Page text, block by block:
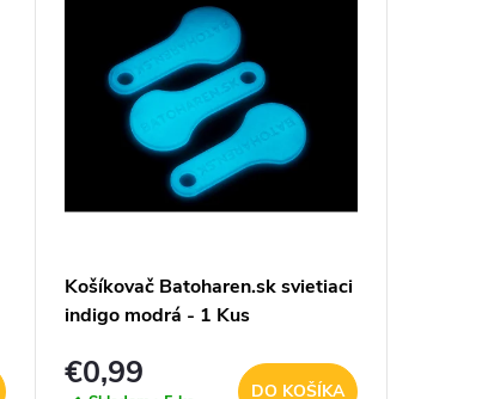
Košíkovač Batoharen.sk svietiaci
indigo modrá - 1 Kus
€0,99 DO KOŠÍKA